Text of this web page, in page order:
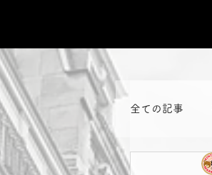
全ての記事